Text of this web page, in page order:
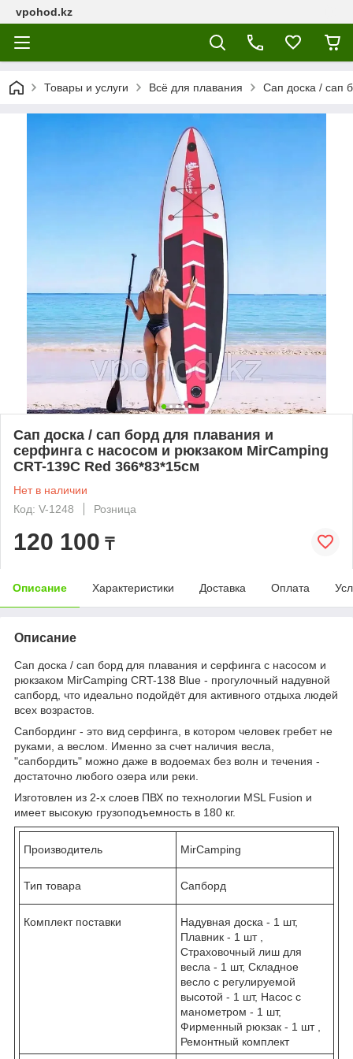
vpohod.kz
Товары и услуги Всё для плавания Сап доска / сап
Сап доска / сап борд для плавания и
серфинга с насосом и рюкзаком MirCamping
CRT-139С Red 366*83*15см
Нет в наличии
Код: V-1248
Розница
120 100 ₸
Описание Характеристики Доставка Оплата
Описание
Сап доска / сап борд для плавания и серфинга с насосом и
рюкзаком MirCamping CRT-138 Blue - прогулочный надувной
сапборд, что идеально подойдёт для активного отдыха людей
всех возрастов.
Сапбординг - это вид серфинга, в котором человек гребет не
руками, а веслом. Именно за счет наличия весла,
"сапбордить" можно даже в водоемах без волн и течения -
достаточно любого озера или реки.
Изготовлен из 2-х слоев ПВХ по технологии MSL Fusion и
имеет высокую грузоподъемность в 180 кг.
Производитель MirCamping
Тип товара Сапборд
Комплект поставки
Надувная доска - 1 шт,
Плавник - 1 шт ,
Страховочный лиш для
весла - 1 шт, Складное
весло с регулируемой
высотой - 1 шт, Насос с
манометром - 1 шт,
Фирменный рюкзак - 1 шт ,
Ремонтный комплект